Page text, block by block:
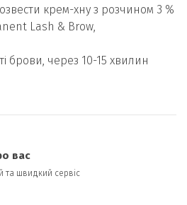
крем-хну з розчином 3 %
Lash & Brow,
брови, через 10-15 хвилин
вас
швидкий сервіс